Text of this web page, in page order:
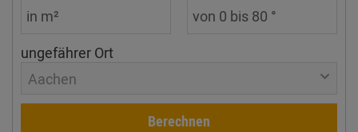
ungefährer Ort
Aachen
Berechnen